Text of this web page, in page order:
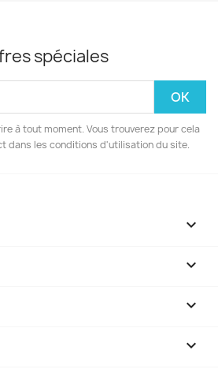
spéciales
à tout moment. Vous trouverez pour cela
dans les conditions d'utilisation du site.



keyboard_arrow_down